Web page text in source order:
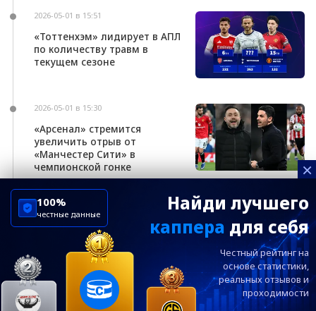
2026-05-01 в 15:51
«Тоттенхэм» лидирует в АПЛ
по количеству травм в
текущем сезоне
2026-05-01 в 15:30
«Арсенал» стремится
увеличить отрыв от
«Манчестер Сити» в
чемпионской гонке
×
Найди лучшего
каппера для себя
Честный рейтинг на
основе статистики,
реальныхотзывов и
проходимости
100%
честные данные
ChelseaBluesRu
ФК Челси
Посетителям
Информация
Ежевечерний дайджест главных новостей от